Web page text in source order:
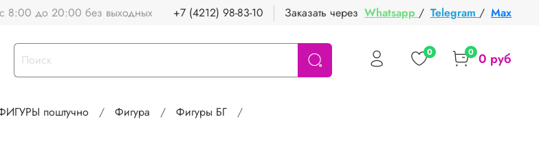
8:00 до 20:00 без выходных +7 (4212) 98-83-10 Заказать через Whatsapp / Telegram / Max
0 0 0 руб
поштучно Фигура
Фигуры БГ